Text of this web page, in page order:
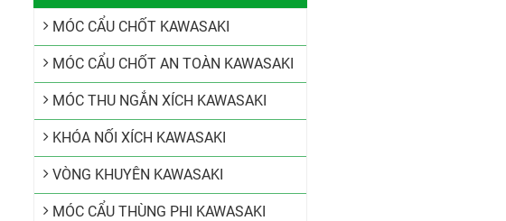
MÓC CẨU CHỐT KAWASAKI
MÓC CẨU CHỐT AN TOÀN KAWASAKI
MÓC THU NGẮN XÍCH KAWASAKI
KHÓA NỐI XÍCH KAWASAKI
VÒNG KHUYÊN KAWASAKI
MÓC CẨU THÙNG PHI KAWASAKI